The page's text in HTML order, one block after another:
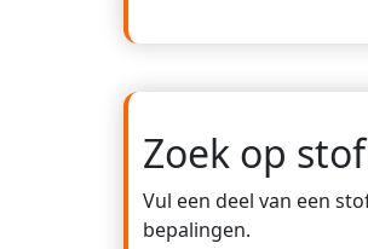
Zoek op
Vul een deel van een
bepalingen.